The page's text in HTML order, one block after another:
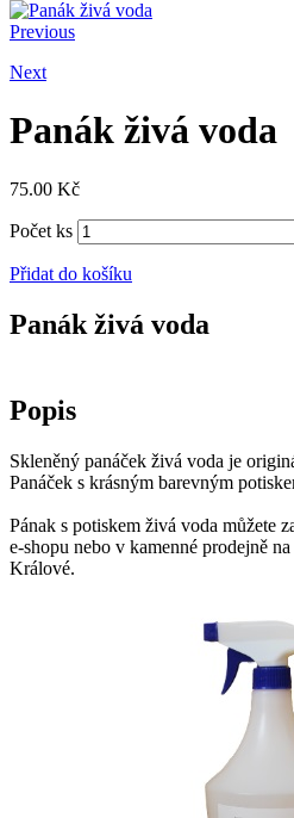
Previous
Next
Panák živá voda
75.00 Kč
Počet ks
Přidat do košíku
Panák živá voda
Popis
Skleněný panáček živá voda je
Panáček s krásným barevným
Pának s potiskem živá voda můžete
e-shopu nebo v kamenné prodejně
Králové.